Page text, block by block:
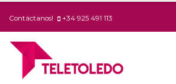
Contáctanos! +34 925 491 113